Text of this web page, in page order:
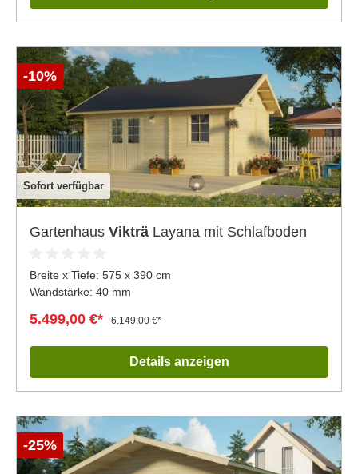
-10%
Sofort verfügbar
Gartenhaus Vikträ Layana mit Schlafboden
Breite x Tiefe: 575 x 390 cm
Wandstärke: 40 mm
5.499,00 €* 6.149,00 €*
Details anzeigen
-25%